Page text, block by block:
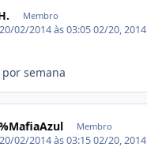
Membro
20/02/2014 às 03:0502/20, 2014
semana
Membro
20/02/2014 às 03:1502/20, 2014